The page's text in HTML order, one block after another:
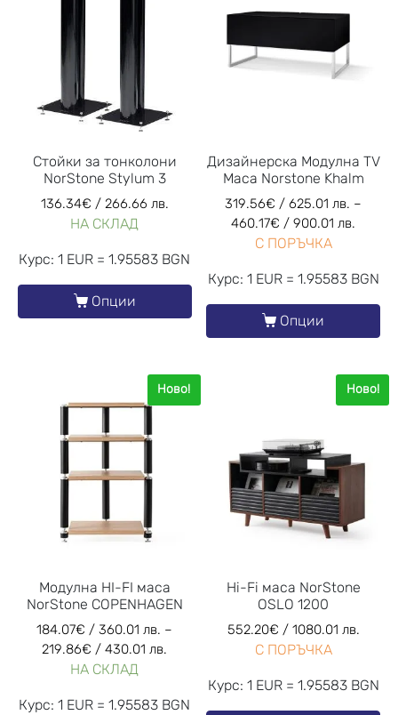
Стойки за тонколони
NorStone Stylum 3
136.34€ / 266.66 лв.
НА СКЛАД
Курс: 1 EUR = 1.95583 BGN
Опции
Дизайнерска Модулна TV
Маса Norstone Khalm
319.56€ / 625.01 лв. –
460.17€ / 900.01 лв.
С ПОРЪЧКА
Курс: 1 EUR = 1.95583 BGN
Опции
Ново!
Модулна HI-FI маса
NorStone COPENHAGEN
184.07€ / 360.01 лв. –
219.86€ / 430.01 лв.
НА СКЛАД
Курс: 1 EUR = 1.95583 BGN
Ново!
Hi-Fi маса NorStone
OSLO 1200
552.20€ / 1080.01 лв.
С ПОРЪЧКА
Курс: 1 EUR = 1.95583 BGN